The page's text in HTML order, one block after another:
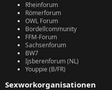
Rheinforum
Römerforum
OWL Forum
Bordellcommunity
FFM-Forum
Sachsenforum
BW7
Ijsberenforum (NL)
Youppie (B/FR)
Sexworkorganisationen